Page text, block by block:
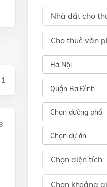
Hà Nội
Quận Ba Đình
Chọn đường phố
Chọn dự án